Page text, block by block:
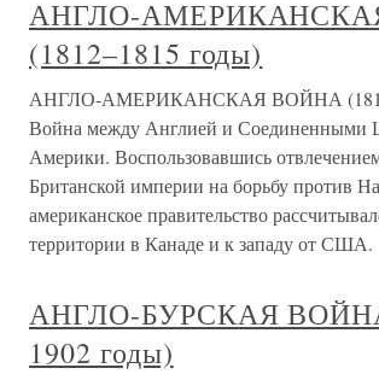
АНГЛО-
(1812–1815 годы)
АНГЛО-АМЕРИКАНСКАЯ ВОЙНА
Война между Англией и Соединенными
Америки. Воспользовавшись
Британской империи на борьбу против
американское правительство
территории в Канаде и к западу от США.
АНГЛО-БУРСКАЯ
1902 годы)